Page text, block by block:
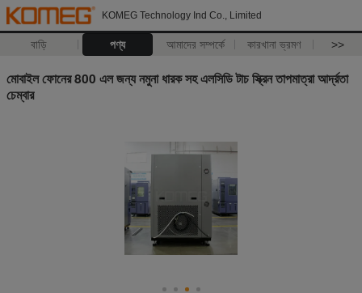
KOMEG Technology Ind Co., Limited
বাড়ি পণ্য আমাদের সম্পর্কে কারখানা ভ্রমণ >>
মোবাইল ফোনের 800 এল জন্য নমুনা ধারক সহ এলসিডি টাচ স্ক্রিন তাপমাত্রা আর্দ্রতা
চেম্বার